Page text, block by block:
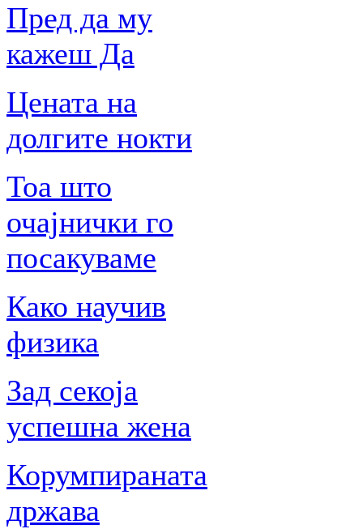
Пред да му
кажеш Да
Цената на
долгите нокти
Тоа што
очајнички го
посакуваме
Како научив
физика
Зад секоја
успешна жена
Корумпираната
држава